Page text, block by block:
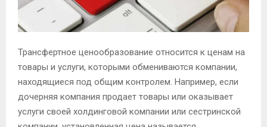
Трансфертное ценообразование относится к ценам на
товары и услуги, которыми обмениваются компании,
находящиеся под общим контролем. Например, если
дочерняя компания продает товары или оказывает
услуги своей холдинговой компании или сестринской